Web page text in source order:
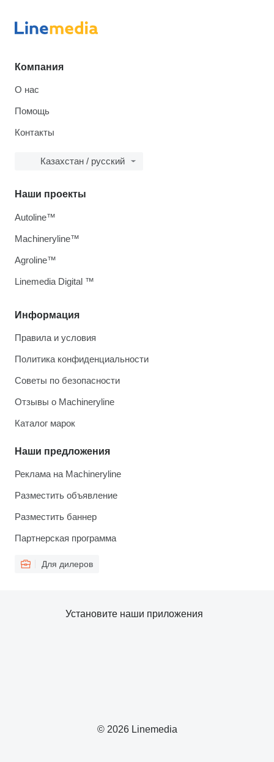
Компания
О нас
Помощь
Контакты
Казахстан / русский
Информация
Правила и условия
Политика конфиденциальности
Советы по безопасности
Отзывы о Machineryline
Каталог марок
Наши предложения
Реклама на Machineryline
Разместить объявление
Разместить баннер
Партнерская программа
Для дилеров
Наши проекты
Autoline™
Machineryline™
Agroline™
Linemedia Digital ™
© 2026 Linemedia
Установите наши приложения